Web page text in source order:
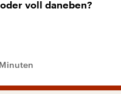
voll daneben?